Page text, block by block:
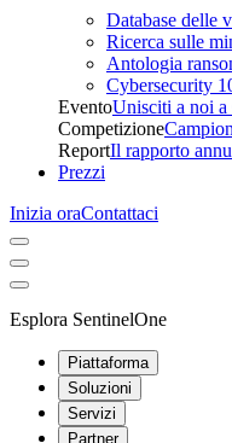
Database delle
Ricerca sulle
Antologia
Cybersecurity
EventoUnisciti a noi a
Competizione
ReportIl rapporto
Prezzi
Inizia oraContattaci
Esplora SentinelOne
Piattaforma
Soluzioni
Servizi
Partner